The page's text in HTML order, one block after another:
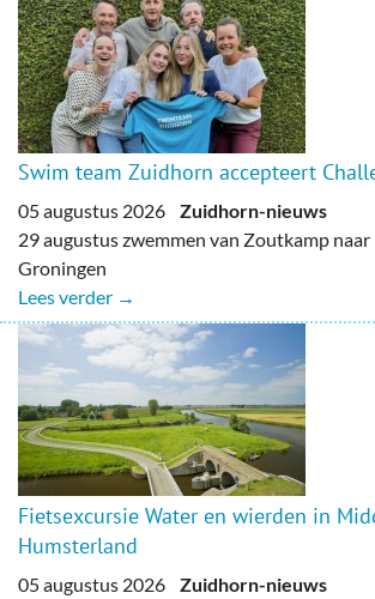
Swim team Zuidhorn accepteert
05 augustus 2026 Zuidhorn-nieuws
29 augustus zwemmen van Zoutkamp
Groningen
Lees verder →
Fietsexcursie Water en wierden in
Humsterland
05 augustus 2026 Zuidhorn-nieuws